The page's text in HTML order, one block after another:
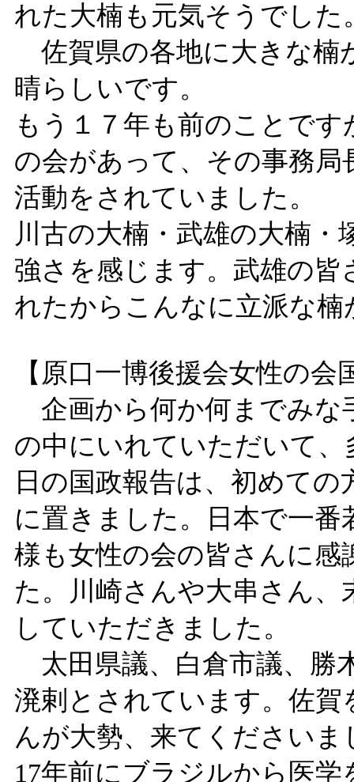
れた大楠も元気そうでした
佐賀県の各地に大きな楠
晴らしいです。
もう１７年も前のことで
の会があって、その事務
活動をされていました。
川古の大楠・武雄の大楠
強さを感じます。武雄の
れたからこんなに立派な
【原口一博後援会女性の会
企画から何か何までみな
の中にいれていただいて
日の国政報告は、初めて
に置きました。日本で一
様も女性の会の皆さんに
た。川崎さんや大串さん
していただきました。
太田県議、白倉市議、勝
溌剌とされています。佐
んが大勢、来てくださいま
17年前にブラジルから医